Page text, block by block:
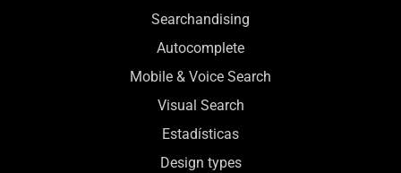
Searchandising
Autocomplete
Mobile & Voice Search
Visual Search
Estadísticas
Design types